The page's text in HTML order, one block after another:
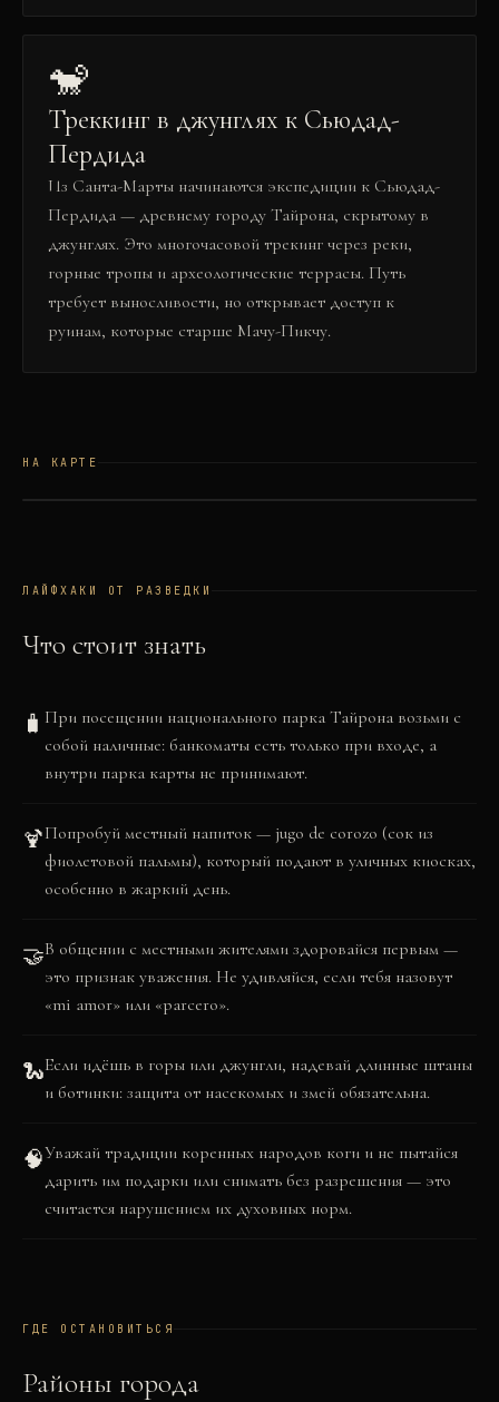
🐒
Треккинг в джунглях к Сьюдад-
Пердида
Из Санта-Марты начинаются экспедиции к Сьюдад-
Пердида — древнему городу Тайрона, скрытому в
джунглях. Это многочасовой трекинг через реки,
горные тропы и археологические террасы. Путь
требует выносливости, но открывает доступ к
руинам, которые старше Мачу-Пикчу.
НА КАРТЕ
ЛАЙФХАКИ ОТ РАЗВЕДКИ
Что стоит знать
🧳 При посещении национального парка Тайрона возьми с
собой наличные: банкоматы есть только при входе, а
внутри парка карты не принимают.
🍹Попробуй местный напиток — jugo de corozo (сок из
фиолетовой пальмы), который подают в уличных киосках,
особенно в жаркий день.
🤝В общении с местными жителями здоровайся первым —
это признак уважения. Не удивляйся, если тебя назовут
«mi amor» или «parcero».
🐍Если идёшь в горы или джунгли, надевай длинные штаны
и ботинки: защита от насекомых и змей обязательна.
🧠Уважай традиции коренных народов коги и не пытайся
дарить им подарки или снимать без разрешения — это
считается нарушением их духовных норм.
ГДЕ ОСТАНОВИТЬСЯ
Районы города